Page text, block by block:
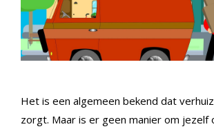
Het is een algemeen bekend dat
zorgt. Maar is er geen manier om jezelf